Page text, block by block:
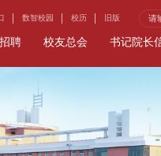
数智校园 校历 旧版
聘 校友总会 书记院长